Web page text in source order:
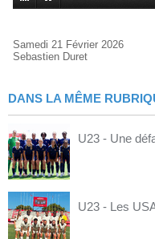
Samedi 21 Février 2026
Sebastien Duret
DANS LA MÊME
U23 - Une
U23 - Les